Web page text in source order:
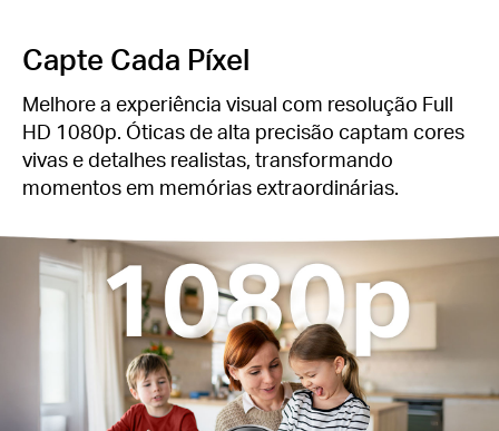
‌Capte Cada Píxel
Melhore a experiência visual com resolução Full
HD 1080p. Óticas de alta precisão captam cores
vivas e detalhes realistas, transformando
momentos em memórias extraordinárias.